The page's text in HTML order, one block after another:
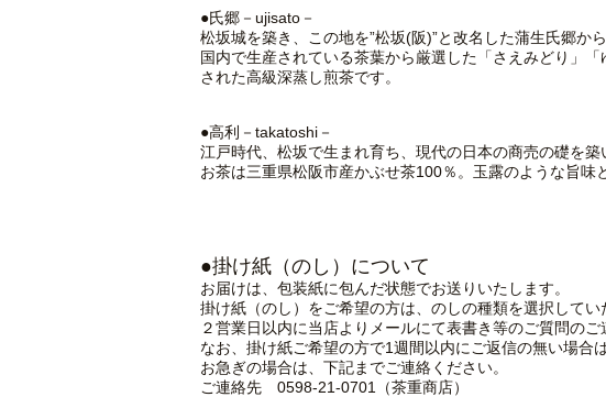
●氏郷－ujisato－
松坂城を築き、この地を”松坂(阪)”と改名した蒲生氏郷か
国内で生産されている茶葉から厳選した「さえみどり」
された高級深蒸し煎茶です。
●高利－takatoshi－
江戸時代、松坂で生まれ育ち、現代の日本の商売の礎を築
お茶は三重県松阪市産かぶせ茶100％。玉露のような旨味
●掛け紙（のし）について
お届けは、包装紙に包んだ状態でお送りいたします。
掛け紙（のし）をご希望の方は、のしの種類を選択してい
２営業日以内に当店よりメールにて表書き等のご質問のご
なお、掛け紙ご希望の方で1週間以内にご返信の無い場合
お急ぎの場合は、下記までご連絡ください。
ご連絡先 0598-21-0701（茶重商店）